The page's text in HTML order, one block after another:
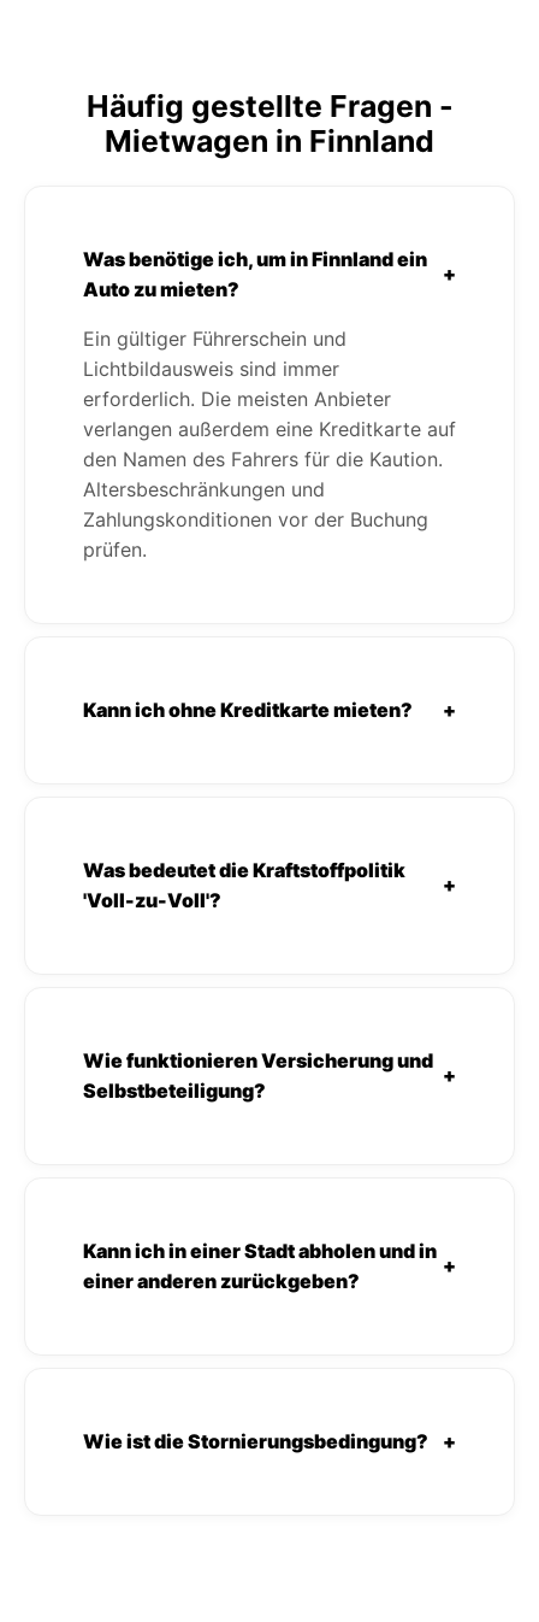
Häufig gestellte Fragen -
Mietwagen in Finnland
Was benötige ich, um in Finnland ein
Auto zu mieten?
+
Ein gültiger Führerschein und
Lichtbildausweis sind immer
erforderlich. Die meisten Anbieter
verlangen außerdem eine Kreditkarte auf
den Namen des Fahrers für die Kaution.
Altersbeschränkungen und
Zahlungskonditionen vor der Buchung
prüfen.
Kann ich ohne Kreditkarte mieten? +
Was bedeutet die Kraftstoffpolitik
'Voll-zu-Voll'?
+
Wie funktionieren Versicherung und
Selbstbeteiligung?
+
Kann ich in einer Stadt abholen und in
einer anderen zurückgeben?
+
Wie ist die Stornierungsbedingung? +